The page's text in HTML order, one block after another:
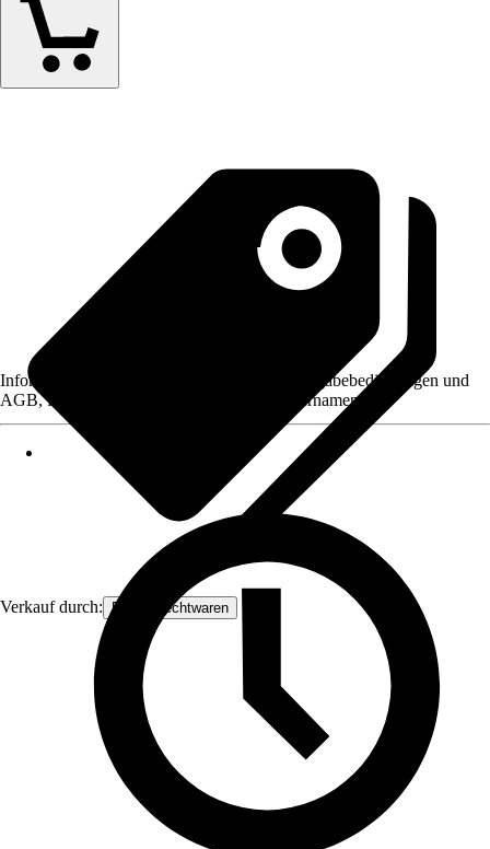
Verkauf durch: Frank Flechtwaren
Informationen des Verkäufers, wie z. B. Rückgabebedingungen und
AGB, finden Sie bei Klick auf den Verkäufernamen.